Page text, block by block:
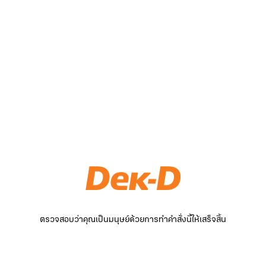
ตรวจสอบว่าคุณเป็นมนุษย์ด้วยการทำคำสั่งนี้ให้เสร็จสิ้น